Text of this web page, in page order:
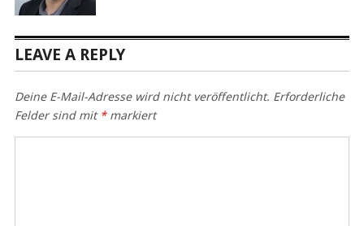
LEAVE A REPLY
Deine E-Mail-Adresse wird nicht veröffentlicht. Erforderliche
Felder sind mit *markiert